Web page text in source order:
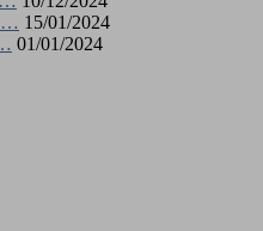
15/01/2024
01/01/2024